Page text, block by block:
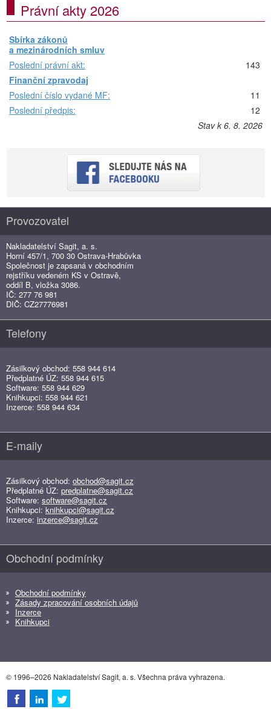
Právní akty 2026
Sbírka zákonů
a mezinárodních smluv
Poslední právní akt:
143
Finanční zpravodaj
Poslední číslo vydané MF:
11
Poslední předpis:
12
Stav k 6. 8. 2026
Provozovatel
Nakladatelství Sagit, a. s.
Horní 457/1, 700 30 Ostrava-Hrabůvka
Společnost je zapsaná v obchodním
rejstříku vedeném KS v Ostravě,
oddíl B, vložka 3086.
IČ: 277 76 981
DIČ: CZ27776981
Telefony
Zásilkový obchod: 558 944 614
Předplatné ÚZ: 558 944 615
Software: 558 944 629
Knihkupci: 558 944 621
Inzerce: 558 944 634
E-maily
Zásilkový obchod: obchod@sagit.cz
Předplatné ÚZ: predplatne@sagit.cz
Software: software@sagit.cz
Knihkupci: knihkupci@sagit.cz
Inzerce: inzerce@sagit.cz
Obchodní podmínky
Obchodní podmínky
Zásady zpracování osobních údajů
Inzerce
Knihkupci
© 1996–2026 Nakladatelství Sagit, a. s. Všechna práva vyhrazena.